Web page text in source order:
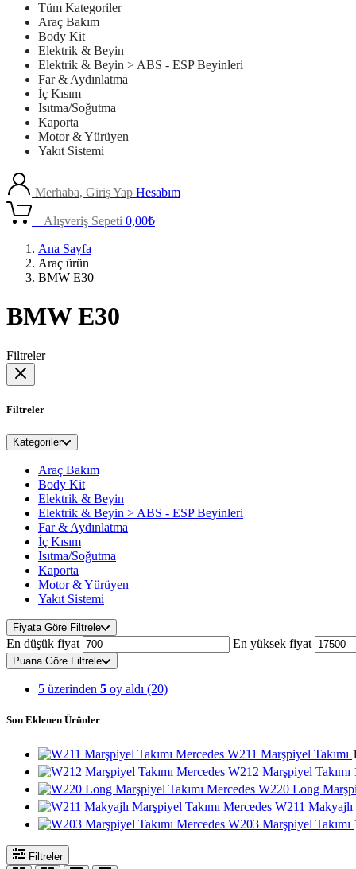
Tüm Kategoriler
Araç Bakım
Body Kit
Elektrik & Beyin
Elektrik & Beyin > ABS - ESP Beyinleri
Far & Aydınlatma
İç Kısım
Isıtma/Soğutma
Kaporta
Motor & Yürüyen
Yakıt Sistemi
Merhaba, Giriş Yap Hesabım
Alışveriş Sepeti 0,00₺
Ana Sayfa
Araç ürün
BMW E30
BMW E30
Filtreler
Filtreler
Kategoriler
Araç Bakım
Body Kit
Elektrik & Beyin
Elektrik & Beyin > ABS - ESP Beyinleri
Far & Aydınlatma
İç Kısım
Isıtma/Soğutma
Kaporta
Motor & Yürüyen
Yakıt Sistemi
Fiyata Göre Filtrele
En düşük fiyat En yüksek fiyat
Puana Göre Filtrele
5 üzerinden 5 oy aldı (20)
Son Eklenen Ürünler
Mercedes W211 Marşpiyel Takımı
Mercedes W212 Marşpiyel Takımı
Mercedes W220 Long
Mercedes W211 Makyajlı
Mercedes W203 Marşpiyel Takımı
Filtreler